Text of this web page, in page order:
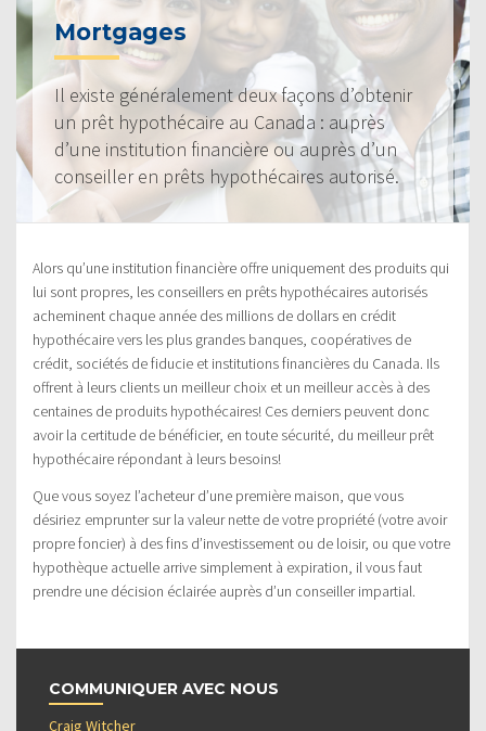
Mortgages
Il existe généralement deux façons d’obtenir
un prêt hypothécaire au Canada : auprès
d’une institution financière ou auprès d’un
conseiller en prêts hypothécaires autorisé.
Alors qu’une institution financière offre uniquement des produits qui
lui sont propres, les conseillers en prêts hypothécaires autorisés
acheminent chaque année des millions de dollars en crédit
hypothécaire vers les plus grandes banques, coopératives de
crédit, sociétés de fiducie et institutions financières du Canada. Ils
offrent à leurs clients un meilleur choix et un meilleur accès à des
centaines de produits hypothécaires! Ces derniers peuvent donc
avoir la certitude de bénéficier, en toute sécurité, du meilleur prêt
hypothécaire répondant à leurs besoins!
Que vous soyez l’acheteur d’une première maison, que vous
désiriez emprunter sur la valeur nette de votre propriété (votre avoir
propre foncier) à des fins d’investissement ou de loisir, ou que votre
hypothèque actuelle arrive simplement à expiration, il vous faut
prendre une décision éclairée auprès d’un conseiller impartial.
COMMUNIQUER AVEC NOUS
Craig Witcher